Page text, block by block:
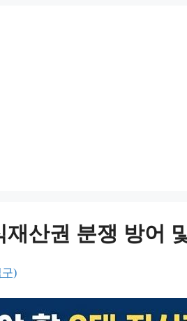
산권 분쟁 방어
구)